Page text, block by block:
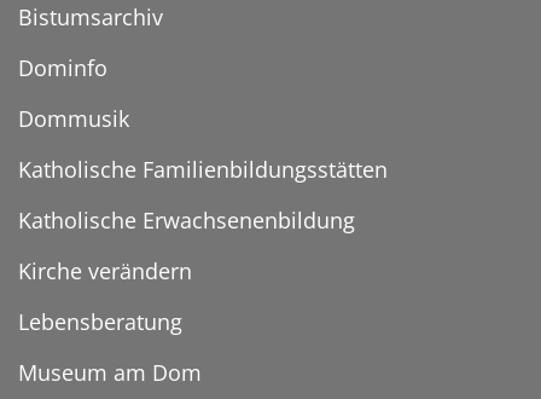
Bistumsarchiv
Dominfo
Dommusik
Katholische Familienbildungsstätten
Katholische Erwachsenenbildung
Kirche verändern
Lebensberatung
Museum am Dom